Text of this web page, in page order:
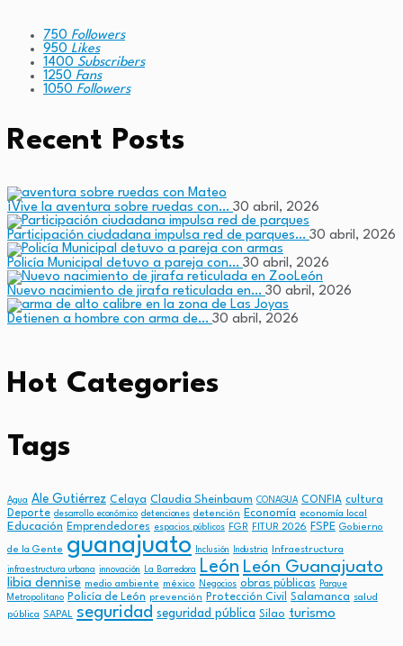
750 Followers
950 Likes
1400 Subscribers
1250 Fans
1050 Followers
Recent Posts
¡Vive la aventura sobre ruedas con… 30 abril, 2026
Participación ciudadana impulsa red de parques… 30 abril, 2026
Policía Municipal detuvo a pareja con… 30 abril, 2026
Nuevo nacimiento de jirafa reticulada en… 30 abril, 2026
Detienen a hombre con arma de… 30 abril, 2026
Hot Categories
Tags
Agua Ale Gutiérrez Celaya Claudia Sheinbaum CONAGUA CONFIA cultura
Deporte desarrollo económico detenciones detención Economía economía local
Educación Emprendedores espacios públicos FGR FITUR 2026 FSPE Gobierno
de la Gente guanajuato Inclusión Industria Infraestructura
infraestructura urbana innovación La Barredora León León Guanajuato
libia dennise medio ambiente méxico Negocios obras públicas
Parque
Metropolitano
Policía de León prevención Protección Civil Salamanca salud
pública SAPAL seguridad seguridad pública Silao turismo